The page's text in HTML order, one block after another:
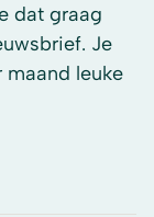
dat graag
Je
maand leuke